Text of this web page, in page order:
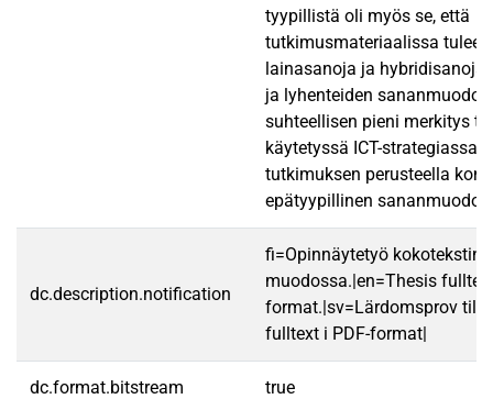
tyypillistä oli myös se, että
tutkimusmateriaalissa tulee
lainasanoja ja
ja lyhenteiden
suhteellisen pieni merkitys
käytetyssä ICT-strategiassa.
tutkimuksen perusteella
epätyypillinen
dc.description.notification
fi=Opinnäytetyö kokotekstinä
muodossa.|en=Thesis
format.|sv=Lärdomsprov
fulltext i PDF-format|
dc.format.bitstream true